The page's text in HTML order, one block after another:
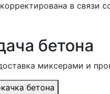
в связи
бетона
миксерами и
бетона